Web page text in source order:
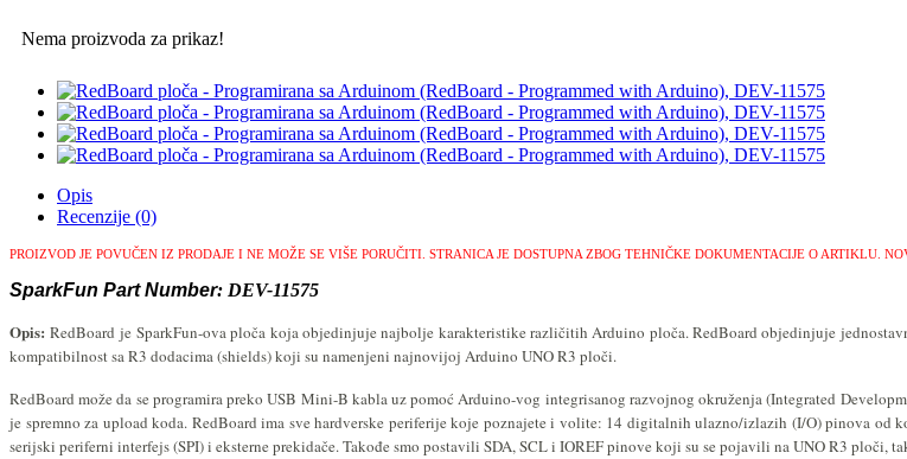
Nema proizvoda za prikaz!
Opis
Recenzije (0)
PROIZVOD JE POVUČEN IZ PRODAJE I NE MOŽE SE VIŠE PORUČITI. STRANICA JE DOSTUPNA ZBOG TEHNIČKE DOKUMENTACIJE O ARTIKLU.
SparkFun Part Number: DEV-11575
Opis: RedBoard jeSparkFun-ova ploča koja objedinjuje najbolje karakteristike različitih Arduino ploča. RedBoard objedinjuje
kompatibilnost sa R3 dodacima (shields) koji su namenjeni najnovijoj Arduino UNO R3 ploči.
RedBoard može da se programira preko USB Mini-B kabla uz pomoć Arduino-vog integrisanog razvojnog okruženja (Integrated
je spremno za upload koda. RedBoard ima sve hardverske periferije koje poznajete i volite: 14 digitalnih ulazno/izlazih (I/O) pinova
serijski periferni interfejs (SPI) i eksterne prekidače. Takođe smo postavili SDA, SCL i IOREF pinove koji su se pojavili na UNO R3 ploči,